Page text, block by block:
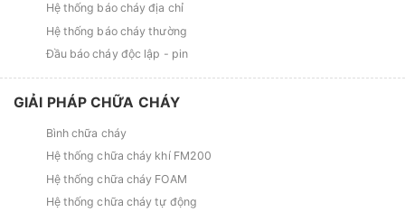
Hệ thống báo cháy địa chỉ
Hệ thống báo cháy thường
Đầu báo cháy độc lập - pin
GIẢI PHÁP CHỮA CHÁY
Bình chữa cháy
Hệ thống chữa cháy khí FM200
Hệ thống chữa cháy FOAM
Hệ thống chữa cháy tự động